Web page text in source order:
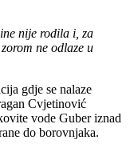
nije rodila i, za
ne odlaze u
gdje se nalaze
Cvjetinović
vode Guber iznad
do borovnjaka.